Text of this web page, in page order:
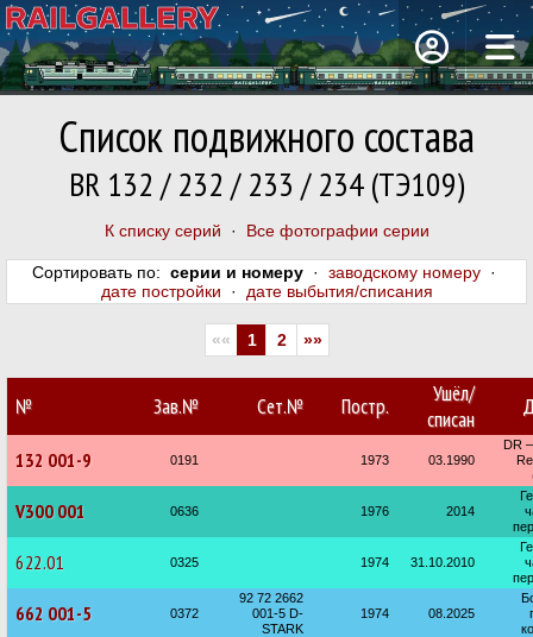
Список подвижного состава
BR 132 / 232 / 233 / 234 (ТЭ109)
К списку серий · Все фотографии серии
Сортировать по: серии и номеру · заводскому номеру ·
дате постройки · дате выбытия/списания
«« 1 2 »»
№ Зав.№ Сет.№ Постр.
Ушёл/
списан
132 001-9 0191 1973 03.1990
DR
V300 001 0636 1976 2014
622.01 0325 1974 31.10.2010
662 001-5 0372
92 72 2662
001-5 D-
STARK
1974 08.2025